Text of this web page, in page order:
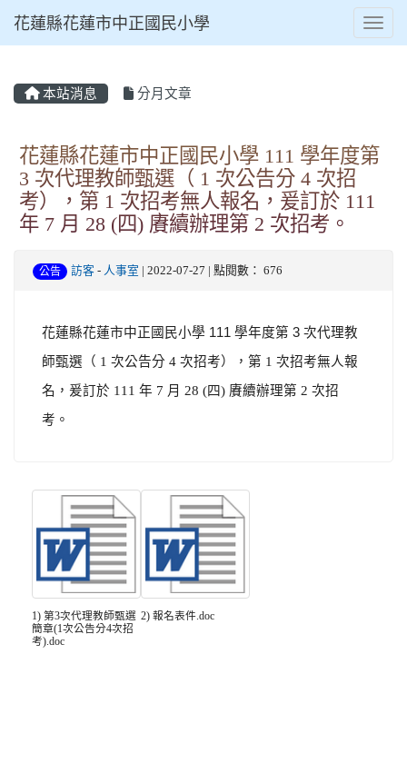
花蓮縣花蓮市中正國民小學
本站消息 分月文章
花蓮縣花蓮市中正國民小學 111 學年度第
3 次代理教師甄選（ 1 次公告分 4 次招
考），第 1 次招考無人報名，爰訂於 111
年 7 月 28 (四) 賡續辦理第 2 次招考。
公告 訪客 - 人事室 | 2022-07-27 | 點閱數： 676
花蓮縣花蓮市中正國民小學 111 學年度第 3 次代理教
師甄選（ 1 次公告分 4 次招考），第 1 次招考無人報
名，爰訂於 111 年 7 月 28 (四) 賡續辦理第 2 次招
考。
1) 第3次代理教師甄選
簡章(1次公告分4次招
考).doc
2) 報名表件.doc